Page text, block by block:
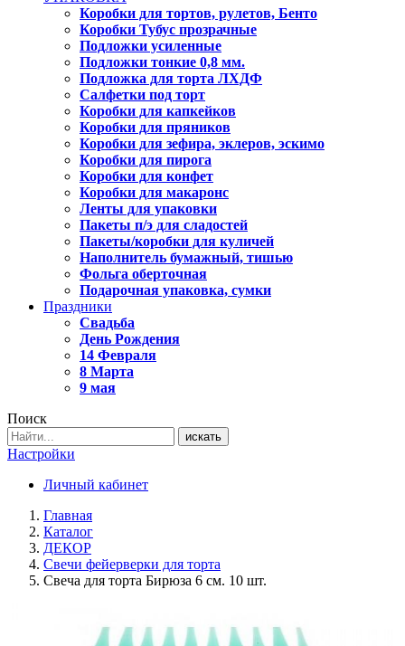
Коробки для тортов, рулетов, Бенто
Коробки Тубус прозрачные
Подложки усиленные
Подложки тонкие 0,8 мм.
Подложка для торта ЛХДФ
Салфетки под торт
Коробки для капкейков
Коробки для пряников
Коробки для зефира, эклеров, эскимо
Коробки для пирога
Коробки для конфет
Коробки для макаронс
Ленты для упаковки
Пакеты п/э для сладостей
Пакеты/коробки для куличей
Наполнитель бумажный, тишью
Фольга оберточная
Подарочная упаковка, сумки
Праздники
Свадьба
День Рождения
14 Февраля
8 Марта
9 мая
Поиск
искать
Настройки
Личный кабинет
Главная
Каталог
ДЕКОР
Свечи фейерверки для торта
Свеча для торта Бирюза 6 см. 10 шт.